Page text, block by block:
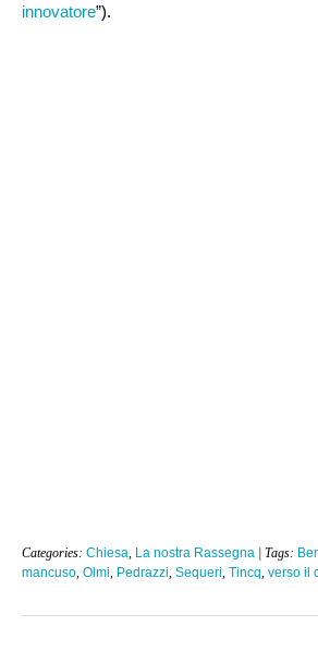
innovatore”).
Categories: Chiesa La nostra Rassegna | Tags:
mancuso Olmi Pedrazzi Sequeri Tincq verso il